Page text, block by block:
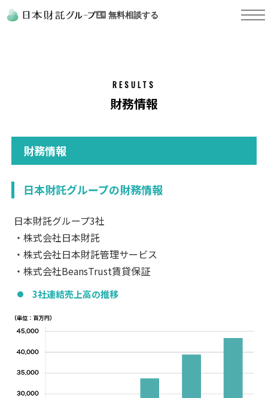
無料相談する
RESULTS
財務情報
財務情報
日本財託グループの財務情報
日本財託グループ3社
・株式会社日本財託
・株式会社日本財託管理サービス
・株式会社BeansTrust賃貸保証
3社連結売上高の推移